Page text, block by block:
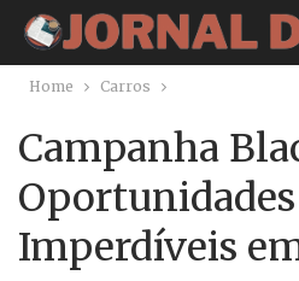
Home Carros
Campanha
Oportunidades
Imperdíveis